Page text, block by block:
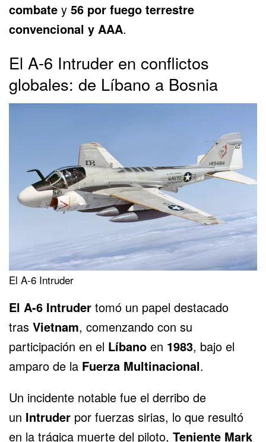
combate y 56 por fuego terrestre
convencional y AAA.
El A-6 Intruder en conflictos
globales: de Líbano a Bosnia
El A-6 Intruder
El A-6 Intruder tomó un papel destacado
tras Vietnam, comenzando con su
participación en el Líbano en 1983, bajo el
amparo de la Fuerza Multinacional.
Un incidente notable fue el derribo de
un Intruder por fuerzas sirias, lo que resultó
en la trágica muerte del piloto, Teniente Mark